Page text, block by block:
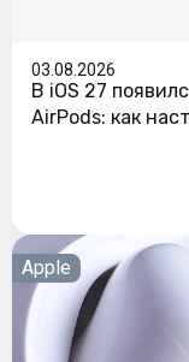
03.08.2026
В iOS 27
AirPods: как
Apple